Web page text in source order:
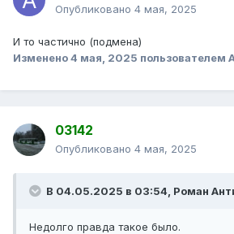
Опубликовано 4 мая, 2025
И то частично (подмена)
Изменено4 мая, 2025 пользователем
03142
Опубликовано 4 мая, 2025
В 04.05.2025 в 03:54, Роман
Недолго правда такое было.